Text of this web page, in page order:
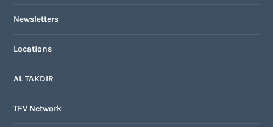
Newsletters
Locations
AL TAKDIR
TFV Network